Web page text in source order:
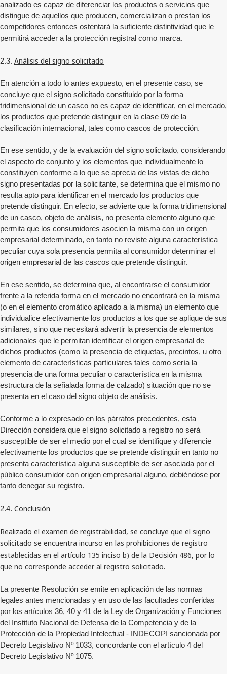
analizado es capaz de diferenciar los productos o servicios que
distingue de aquellos que producen, comercializan o prestan los
competidores entonces ostentará la suficiente distintividad que le
permitirá acceder a la protección registral como marca.
2.3. Análisis del signo solicitado
En atención a todo lo antes expuesto, en el presente caso, se
concluye que el signo solicitado constituido por la forma
tridimensional de un casco no es capaz de identificar, en el mercado,
los productos que pretende distinguir en la clase 09 de la
clasificación internacional, tales como cascos de protección.
En ese sentido, y de la evaluación del signo solicitado, considerando
el aspecto de conjunto y los elementos que individualmente lo
constituyen conforme a lo que se aprecia de las vistas de dicho
signo presentadas por la solicitante, se determina que el mismo no
resulta apto para identificar en el mercado los productos que
pretende distinguir. En efecto, se advierte que la forma tridimensional
de un casco, objeto de análisis, no presenta elemento alguno que
permita que los consumidores asocien la misma con un origen
empresarial determinado, en tanto no reviste alguna característica
peculiar cuya sola presencia permita al consumidor determinar el
origen empresarial de las cascos que pretende distinguir.
En ese sentido, se determina que, al encontrarse el consumidor
frente a la referida forma en el mercado no encontrará en la misma
(o en el elemento cromático aplicado a la misma) un elemento que
individualice efectivamente los productos a los que se aplique de sus
similares, sino que necesitará advertir la presencia de elementos
adicionales que le permitan identificar el origen empresarial de
dichos productos (como la presencia de etiquetas, precintos, u otro
elemento de características particulares tales como sería la
presencia de una forma peculiar o característica en la misma
estructura de la señalada forma de calzado) situación que no se
presenta en el caso del signo objeto de análisis.
Conforme a lo expresado en los párrafos precedentes, esta
Dirección considera que el signo solicitado a registro no será
susceptible de ser el medio por el cual se identifique y diferencie
efectivamente los productos que se pretende distinguir en tanto no
presenta característica alguna susceptible de ser asociada por el
público consumidor con origen empresarial alguno, debiéndose por
tanto denegar su registro.
2.4. Conclusión
Realizado el examen de registrabilidad, se concluye que el signo
solicitado se encuentra incurso en las prohibiciones de registro
establecidas en el artículo 135 inciso b) de la Decisión 486, por lo
que no corresponde acceder al registro solicitado.
La presente Resolución se emite en aplicación de las normas
legales antes mencionadas y en uso de las facultades conferidas
por los artículos 36, 40 y 41 de la Ley de Organización y Funciones
del Instituto Nacional de Defensa de la Competencia y de la
Protección de la Propiedad Intelectual - INDECOPI sancionada por
Decreto Legislativo Nº 1033, concordante con el artículo 4 del
Decreto Legislativo Nº 1075.